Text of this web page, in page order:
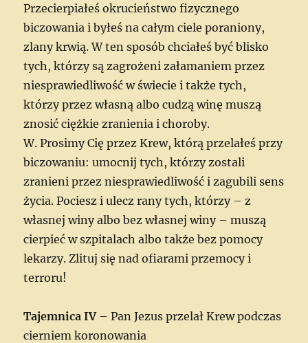
Przecierpiałeś okrucieństwo fizycznego
biczowania i byłeś na całym ciele poraniony,
zlany krwią. W ten sposób chciałeś być blisko
tych, którzy są zagrożeni załamaniem przez
niesprawiedliwość w świecie i także tych,
którzy przez własną albo cudzą winę muszą
znosić ciężkie zranienia i choroby.
W. Prosimy Cię przez Krew, którą przelałeś przy
biczowaniu: umocnij tych, którzy zostali
zranieni przez niesprawiedliwość i zagubili sens
życia. Pociesz i ulecz rany tych, którzy – z
własnej winy albo bez własnej winy – muszą
cierpieć w szpitalach albo także bez pomocy
lekarzy. Zlituj się nad ofiarami przemocy i
terroru!
Tajemnica IV– Pan Jezus przelał Krew podczas
cierniem koronowania